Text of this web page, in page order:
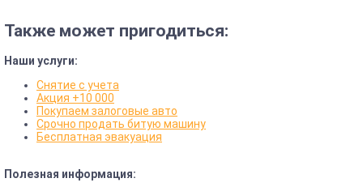
Также может пригодиться:
Наши услуги:
Снятие с учета
Акция +10 000
Покупаем залоговые авто
Срочно продать битую машину
Бесплатная эвакуация
Полезная информация: